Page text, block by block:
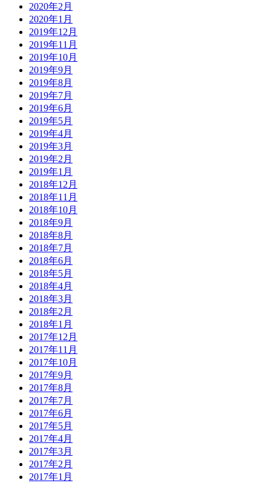
2020年2月
2020年1月
2019年12月
2019年11月
2019年10月
2019年9月
2019年8月
2019年7月
2019年6月
2019年5月
2019年4月
2019年3月
2019年2月
2019年1月
2018年12月
2018年11月
2018年10月
2018年9月
2018年8月
2018年7月
2018年6月
2018年5月
2018年4月
2018年3月
2018年2月
2018年1月
2017年12月
2017年11月
2017年10月
2017年9月
2017年8月
2017年7月
2017年6月
2017年5月
2017年4月
2017年3月
2017年2月
2017年1月